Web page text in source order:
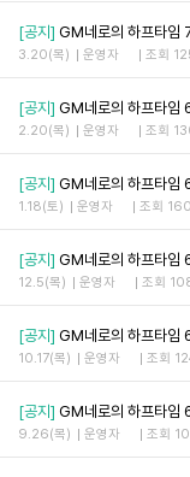
[공지] GM네로의 하프타
3.20(목) 운영자 조회
[공지] GM네로의 하프타
2.20(목) 운영자 조회
[공지] GM네로의 하프타
1.18(토) 운영자 조회
[공지] GM네로의 하프타
12.5(목) 운영자 조회
[공지] GM네로의 하프타
10.17(목) 운영자 조회
[공지] GM네로의 하프타
9.26(목) 운영자 조회